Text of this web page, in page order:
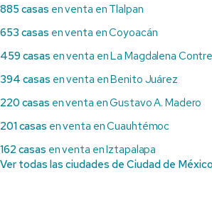
885 casas en venta en Tlalpan
653 casas en venta en Coyoacán
459 casas en venta en La Magdalena
394 casas en venta en Benito Juárez
220 casas en venta en Gustavo A. Madero
201 casas en venta en Cuauhtémoc
162 casas en venta en Iztapalapa
Ver todas las ciudades de Ciudad de